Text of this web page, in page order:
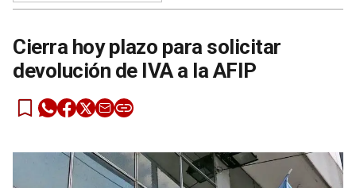
Cierra hoy plazo para solicitar
devolución de IVA a la AFIP